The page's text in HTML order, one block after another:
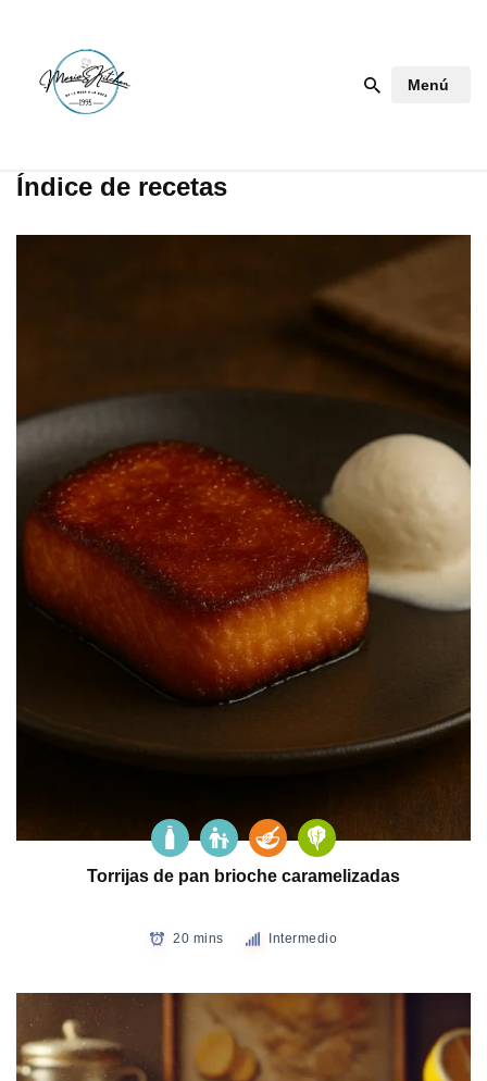
Saltar
contenido
Menú
Índice de recetas
Torrijas de pan brioche caramelizadas
20 mins Intermedio